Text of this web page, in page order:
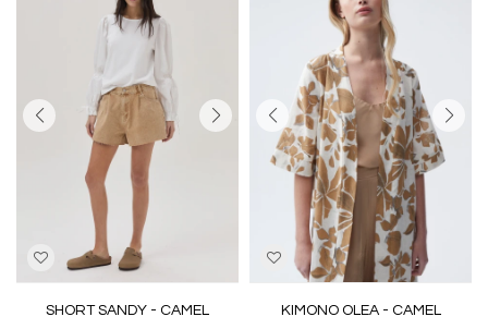
SHORT SANDY - CAMEL KIMONO OLEA - CAMEL